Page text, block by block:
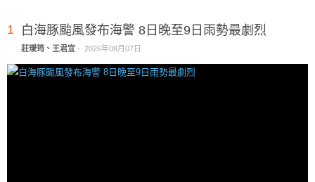
1 白海豚颱風發布海警 8日晚至9日雨勢最劇烈
莊璦筠、王君宜 - 2026年08月07日